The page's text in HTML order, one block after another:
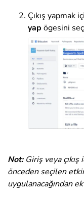
Çıkış yapmak
yap ögesini
Not:Giriş veya çıkış
önceden seçilen
uygulanacağından